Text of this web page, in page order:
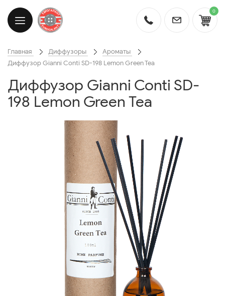
0
Главная Диффузоры
Ароматы
Диффузор Gianni Conti SD-198 Lemon Green Tea
Диффузор Gianni Conti SD-
198 Lemon Green Tea